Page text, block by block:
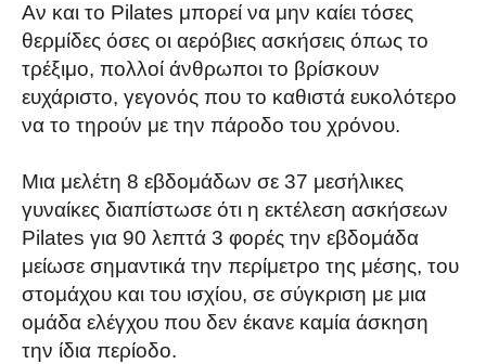
Αν και το Pilates μπορεί να μην καίει τόσες
θερμίδες όσες οι αερόβιες ασκήσεις όπως το
τρέξιμο, πολλοί άνθρωποι το βρίσκουν
ευχάριστο, γεγονός που το καθιστά ευκολότερο
να το τηρούν με την πάροδο του χρόνου.
Μια μελέτη 8 εβδομάδων σε 37 μεσήλικες
γυναίκες διαπίστωσε ότι η εκτέλεση ασκήσεων
Pilates για 90 λεπτά 3 φορές την εβδομάδα
μείωσε σημαντικά την περίμετρο της μέσης, του
στομάχου και του ισχίου, σε σύγκριση με μια
ομάδα ελέγχου που δεν έκανε καμία άσκηση
την ίδια περίοδο.